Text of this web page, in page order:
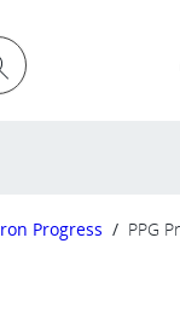
Progress / PPG